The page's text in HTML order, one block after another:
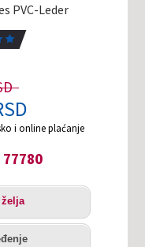
PVC-Leder
i online plaćanje